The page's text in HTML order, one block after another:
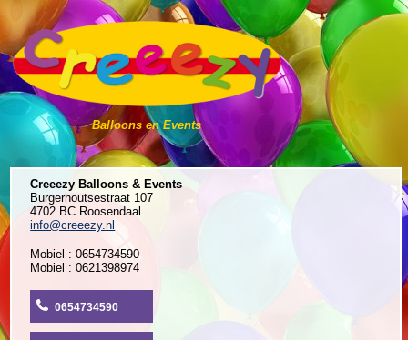
Balloons en Events
Creeezy Balloons & Events
Burgerhoutsestraat 107
4702 BC Roosendaal
info@creeezy.nl
Mobiel : 0654734590
Mobiel : 0621398974
0654734590